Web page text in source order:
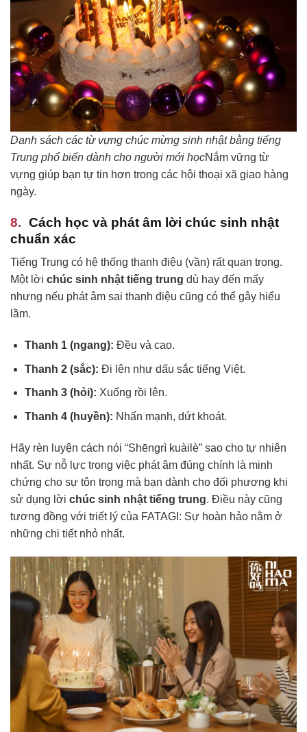
Danh sách các từ vựng chúc mừng sinh nhật bằng tiếng
Trung phổ biến dành cho người mới họcNắm vững từ
vựng giúp bạn tự tin hơn trong các hội thoại xã giao hàng
ngày.
Cách học và phát âm lời chúc sinh nhật
chuẩn xác
Tiếng Trung có hệ thống thanh điệu (vần) rất quan trọng.
Một lời chúc sinh nhật tiếng trung dù hay đến mấy
nhưng nếu phát âm sai thanh điệu cũng có thể gây hiểu
lầm.
Thanh 1 (ngang): Đều và cao.
Thanh 2 (sắc): Đi lên như dấu sắc tiếng Việt.
Thanh 3 (hỏi): Xuống rồi lên.
Thanh 4 (huyền): Nhấn mạnh, dứt khoát.
Hãy rèn luyện cách nói “Shēngrì kuàilè” sao cho tự nhiên
nhất. Sự nỗ lực trong việc phát âm đúng chính là minh
chứng cho sự tôn trọng mà bạn dành cho đối phương khi
sử dụng lời chúc sinh nhật tiếng trung. Điều này cũng
tương đồng với triết lý của FATAGI: Sự hoàn hảo nằm ở
những chi tiết nhỏ nhất.